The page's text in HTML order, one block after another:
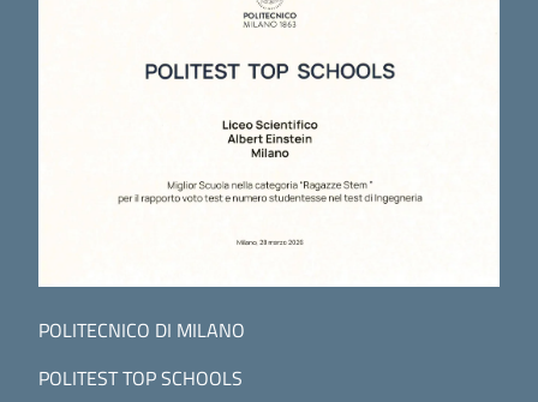
POLITECNICO DI MILANO
POLITEST TOP SCHOOLS